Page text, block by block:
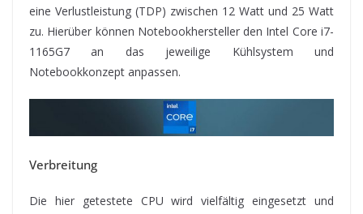
eine Verlustleistung (TDP) zwischen 12 Watt und 25 Watt
zu. Hierüber können Notebookhersteller den Intel Core i7-
1165G7 an das jeweilige Kühlsystem und
Notebookkonzept anpassen.
Verbreitung
Die hier getestete CPU wird vielfältig eingesetzt und